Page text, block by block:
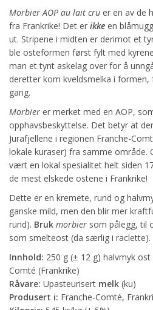
Morbier AOP au lait cru er en av de
fra Frankrike! Det er ikke en
ut. Stripene i midten er derimot et
ble osteformen først fylt med
man et tynt askelag over for å
deretter kom kveldsmelka i formen,
gang.
Morbier er merket med en AOP,
opphavsbeskyttelse. Det betyr at
Jurafjellene i regionen Franche-
lokale kuraser) fra samme område.
vært en lokal spesialitet helt siden
de mest elskede ostene i Frankrike!
Dette er en kremete, rund og
ganske mild, men den blir mer
rund). Bruk morbier som pålegg, til
som smelteost (da særlig i raclette).
Innhold: 250 g (± 12 g) halvmyk
Comté (Frankrike)
Råvare: Upasteurisert melk (ku)
Produsert i: Franche-Comté,